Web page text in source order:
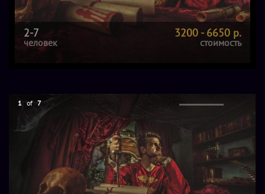
2-7
человек
3200 - 6650 р.
стоимость
1 of 7